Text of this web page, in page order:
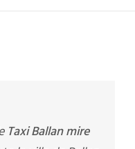
Taxi Ballan mire